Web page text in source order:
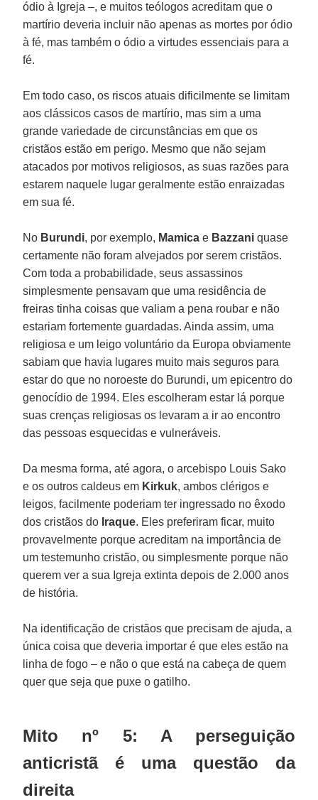
ódio à Igreja –, e muitos teólogos acreditam que o
martírio deveria incluir não apenas as mortes por ódio
à fé, mas também o ódio a virtudes essenciais para a
fé.
Em todo caso, os riscos atuais dificilmente se limitam
aos clássicos casos de martírio, mas sim a uma
grande variedade de circunstâncias em que os
cristãos estão em perigo. Mesmo que não sejam
atacados por motivos religiosos, as suas razões para
estarem naquele lugar geralmente estão enraizadas
em sua fé.
No Burundi, por exemplo, Mamicae Bazzaniquase
certamente não foram alvejados por serem cristãos.
Com toda a probabilidade, seus assassinos
simplesmente pensavam que uma residência de
freiras tinha coisas que valiam a pena roubar e não
estariam fortemente guardadas. Ainda assim, uma
religiosa e um leigo voluntário da Europa obviamente
sabiam que havia lugares muito mais seguros para
estar do que no noroeste do Burundi, um epicentro do
genocídio de 1994. Eles escolheram estar lá porque
suas crenças religiosas os levaram a ir ao encontro
das pessoas esquecidas e vulneráveis.
Da mesma forma, até agora, o arcebispo Louis Sako
e os outros caldeus em Kirkuk, ambos clérigos e
leigos, facilmente poderiam ter ingressado no êxodo
dos cristãos do Iraque. Eles preferiram ficar, muito
provavelmente porque acreditam na importância de
um testemunho cristão, ou simplesmente porque não
querem ver a sua Igreja extinta depois de 2.000 anos
de história.
Na identificação de cristãos que precisam de ajuda, a
única coisa que deveria importar é que eles estão na
linha de fogo – e não o que está na cabeça de quem
quer que seja que puxe o gatilho.
Mito nº 5: A perseguição
anticristã é uma questão da
direita